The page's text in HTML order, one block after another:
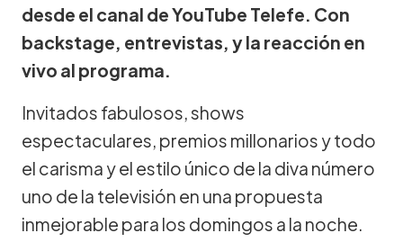
desde el canal de YouTube Telefe. Con
backstage, entrevistas, y la reacción en
vivo al programa.
Invitados fabulosos, shows
espectaculares, premios millonarios y todo
el carisma y el estilo único de la diva número
uno de la televisión en una propuesta
inmejorable para los domingos a la noche.